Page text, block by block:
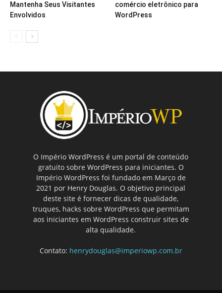
Mantenha Seus Visitantes
Envolvidos
comércio eletrônico para
WordPress
O Império WordPress é um portal de conteúdo
gratuito sobre WordPress para iniciantes. O
Império WordPress foi fundado em Março de
2021 por Henry Douglas. O objetivo principal
deste site é fornecer dicas de qualidade,
truques, hacks sobre WordPress que permitam
aos iniciantes em WordPress construir sites de
alta qualidade.
Contato: henrydouglas@imperiowp.com.br